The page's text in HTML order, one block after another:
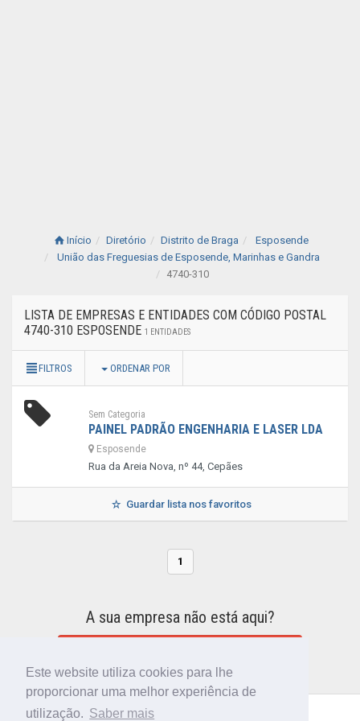
Este website utiliza cookies para lhe
proporcionar uma melhor experiência de
utilização. Saber mais
Início Diretório Distrito de Braga
Esposende
União das Freguesias de Esposende, Marinhas e Gandra
4740-310
LISTA DE EMPRESAS E ENTIDADES COM CÓDIGO POSTAL
4740-310 ESPOSENDE 1 ENTIDADES
FILTROS ORDENAR POR
Sem Categoria
PAINEL PADRÃO ENGENHARIA E LASER LDA
Esposende
Rua da Areia Nova, nº 44, Cepães
Guardar lista nos favoritos
1
A sua empresa não está aqui?